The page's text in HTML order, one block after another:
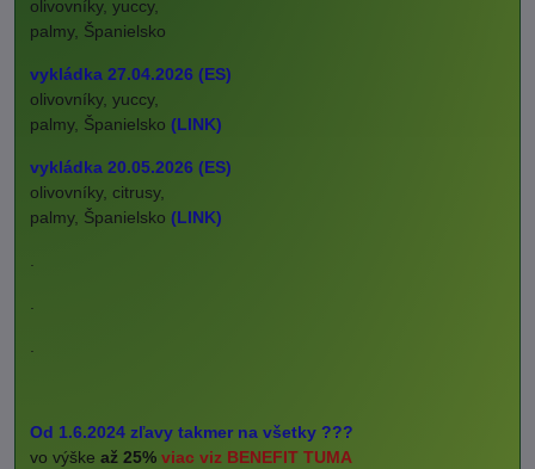
olivovníky, yuccy,
palmy, Španielsko
vykládka 27.04.2026 (ES)
olivovníky, yuccy,
palmy, Španielsko (LINK)
vykládka 20.05.2026 (ES)
olivovníky, citrusy,
palmy, Španielsko (LINK)
.
.
.
Od 1.6.2024 zľavy takmer na všetky ???
vo výške až 25% viac viz BENEFIT TUMA